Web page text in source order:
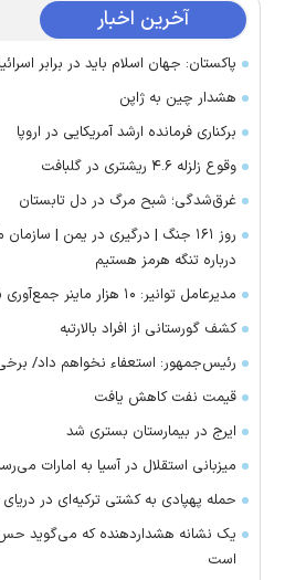
آخرین اخبار
پاکستان: جهان اسلام باید در برابر
هشدار چین به ژاپن
برکناری فرمانده ارشد آمریکایی در اروپا
وقوع زلزله ۴.۶ ریشتری در گلبافت
غرق‌شدگی؛ شبح مرگ در دل تابستان
روز ۱۶۱ جنگ | درگیری در یمن |
درباره تنگه هرمز هستیم
مدیرعامل توانیر: ۱۰ هزار ماینر جمع‌آوری شد
کشف گورستانی از افراد بالارتبه
رئیس‌جمهور: استعفاء نخواهم داد/
قیمت نفت کاهش یافت
ایرج در بیمارستان بستری شد
میزبانی استقلال در آسیا به امارات
حمله پهپادی به کشتی ترکیه‌ای در
یک نشانه هشداردهنده که می‌گوید
است